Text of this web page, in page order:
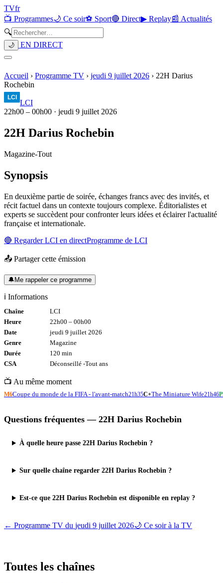
TVfr
📺 Programmes🌙 Ce soir⚽ Sport🔴 Direct▶ Replay📰 Actualités
🔍
🌙 EN DIRECT
Accueil › Programme TV › jeudi 9 juillet 2026 › 22H Darius
Rochebin
LCI
22h00 – 00h00 · jeudi 9 juillet 2026
22H Darius Rochebin
Magazine-Tout
Synopsis
En deuxième partie de soirée, échanges francs avec des invités, et
récit factuel dans un contexte toujours complexe. Éditorialistes et
experts se succèdent pour confronter leurs idées et éclairer l'actualité
française et internationale.
🔴 RegarderLCI en directProgramme de LCI
📤 Partager cette émission
🔔Me rappeler ce programme
ℹ️ Informations
Chaîne
LCI
Heure
22h00 – 00h00
Date
jeudi 9 juillet 2026
Genre
Magazine
Durée
120 min
CSA
Déconseillé -Tout ans
📺 Au même moment
M6Coupe du monde de la FIFA - l'avant-match21h35C+The Miniature Wife21h46
Questions fréquentes — 22H Darius Rochebin
À quelle heure passe 22H Darius Rochebin ?
Sur quelle chaîne regarder 22H Darius Rochebin ?
Est-ce que 22H Darius Rochebin est disponible en replay ?
← Programme TV du jeudi 9 juillet 2026🌙 Ce soir à la TV
Toutes les chaînes